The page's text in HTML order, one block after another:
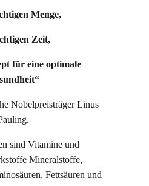
Menge,
Zeit,
für eine optimale
Nobelpreisträger Linus
sind Vitamine und
Mineralstoffe,
Fettsäuren und